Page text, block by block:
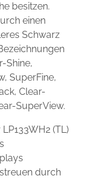
besitzen.
einen
Schwarz
Shine,
SuperFine,
Clear-
SuperView.
(TL)
durch